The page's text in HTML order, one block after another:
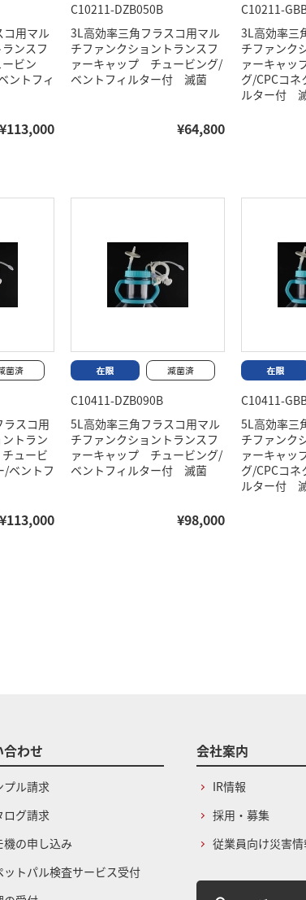
コ用マル
ンスフ
ビン
ントフィ
¥113,000
C10211-DZB050B
3L高効率三角フラスコ用マル
チファンクショントランスフ
ァーキャップ チュービング/
ベントフィルター付 滅菌
¥64,800
C10211-
3L高効率三
チファンク
ァーキャッ
グ/CPCコネ
ルター付
スコ用
トラン
ュービ
/ベントフ
¥113,000
C10411-DZB090B
5L高効率三角フラスコ用マル
チファンクショントランスフ
ァーキャップ チュービング/
ベントフィルター付 滅菌
¥98,000
C10411-
5L高効率三
チファンク
ァーキャッ
グ/CPCコネ
ルター付
合わせ
プル請求
ログ請求
機の申し込み
ットパル検査サービス受付
会社案内
IR情報
採用・募集
従業員向け災害情